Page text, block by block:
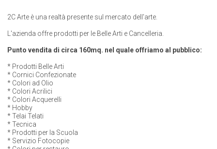
2C Arte è una realtà presente sul mercato dell'arte.
L'azienda offre prodotti per le Belle Arti e Cancelleria.
Punto vendita di circa 160mq. nel quale offriamo al pubblico:
* Prodotti Belle Arti
* Cornici Confezionate
* Colori ad Olio
* Colori Acrilici
* Colori Acquerelli
* Hobby
* Telai Telati
* Tecnica
* Prodotti per la Scuola
* Servizio Fotocopie